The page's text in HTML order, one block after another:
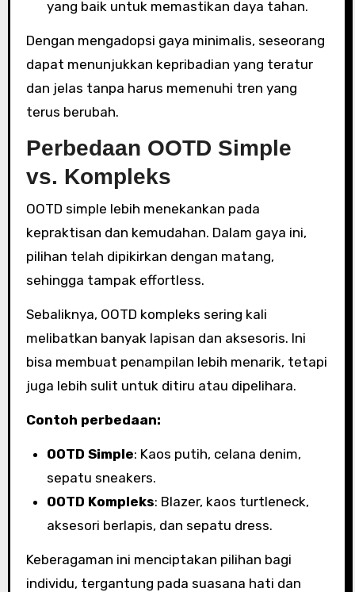
yang baik untuk memastikan daya tahan.
Dengan mengadopsi gaya minimalis, seseorang
dapat menunjukkan kepribadian yang teratur
dan jelas tanpa harus memenuhi tren yang
terus berubah.
Perbedaan OOTD Simple
vs. Kompleks
OOTD simple lebih menekankan pada
kepraktisan dan kemudahan. Dalam gaya ini,
pilihan telah dipikirkan dengan matang,
sehingga tampak effortless.
Sebaliknya, OOTD kompleks sering kali
melibatkan banyak lapisan dan aksesoris. Ini
bisa membuat penampilan lebih menarik, tetapi
juga lebih sulit untuk ditiru atau dipelihara.
Contoh perbedaan:
OOTD Simple: Kaos putih, celana denim,
sepatu sneakers.
OOTD Kompleks: Blazer, kaos turtleneck,
aksesori berlapis, dan sepatu dress.
Keberagaman ini menciptakan pilihan bagi
individu, tergantung pada suasana hati dan